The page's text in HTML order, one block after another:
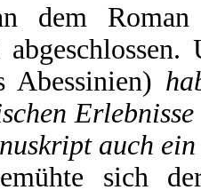
dem
Abessinien)
auch
sich